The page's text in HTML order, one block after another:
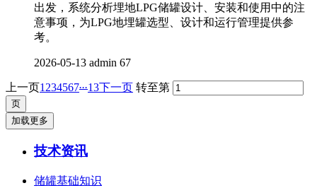
出发，系统分析埋地LPG储罐设计、安装和使用中的注
意事项，为LPG地埋罐选型、设计和运行管理提供参
考。
2026-05-13 admin 67
上一页1 234567...13下一页 转至第
加载更多
技术资讯
储罐基础知识